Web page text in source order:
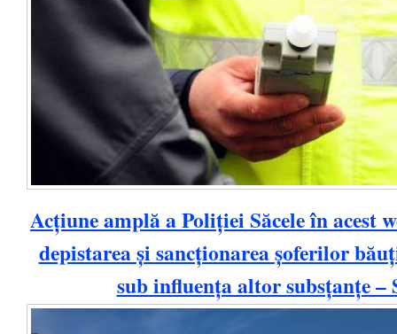
Acțiune amplă a Poliției Săcele în acest
depistarea și sancționarea șoferilor
sub influența altor subsțanțe –